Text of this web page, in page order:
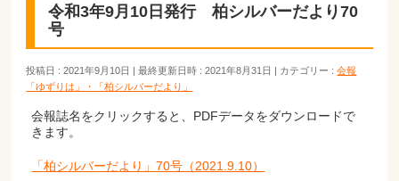
令和3年9月10日発行 柏シルバーだより70
号
投稿日 : 2021年9月10日 最終更新日時 : 2021年8月31日 カテゴリー :会報
「ゆずりは」・「柏シルバーだより」
会報誌名をクリックすると、PDFデータをダウンロードで
きます。
「柏シルバーだより」70号（2021.9.10）